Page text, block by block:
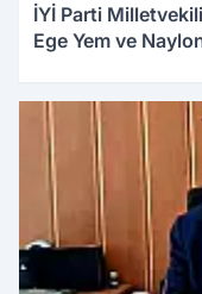
İYİ Parti
Ege Yem ve